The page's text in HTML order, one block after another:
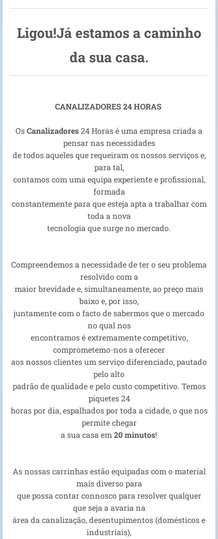
Ligou!Já estamos a caminho
da sua casa.
CANALIZADORES 24 HORAS
OsCanalizadores24 Horas é uma empresa criada a
pensar nas necessidades
de todos aqueles que requeiram os nossos serviços e,
para tal,
contamos com uma equipa experiente e profissional,
formada
constantemente para que esteja apta a trabalhar com
toda a nova
tecnologia que surge no mercado.
Compreendemos a necessidade de ter o seu problema
resolvido com a
maior brevidade e, simultaneamente, ao preço mais
baixo e, por isso,
juntamente com o facto de sabermos que o mercado
no qual nos
encontramos é extremamente competitivo,
comprometemo-nos a oferecer
aos nossos clientes um serviço diferenciado, pautado
pelo alto
padrão de qualidade e pelo custo competitivo. Temos
piquetes 24
horas por dia, espalhados por toda a cidade, o que nos
permite chegar
a sua casa em 20 minutos!
As nossas carrinhas estão equipadas com o material
mais diverso para
que possa contar connosco para resolver qualquer
que seja a avaria na
área da canalização, desentupimentos (domésticos e
industriais),